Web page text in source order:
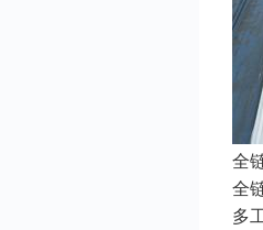
全
全
多